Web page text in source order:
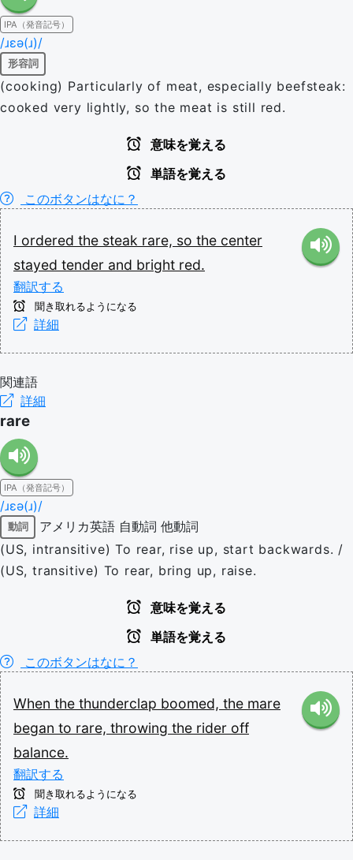
IPA（発音記号）
/ɹɛə(ɹ)/
形容詞
(cooking) Particularly of meat, especially beefsteak:
cooked very lightly, so the meat is still red.
意味を覚える
単語を覚える
このボタンはなに？
I ordered the steak rare, so the center
stayed tender and bright red.
翻訳する
聞き取れるようになる
詳細
関連語
詳細
rare
IPA（発音記号）
/ɹɛə(ɹ)/
動詞 アメリカ英語 自動詞 他動詞
(US, intransitive) To rear, rise up, start backwards. /
(US, transitive) To rear, bring up, raise.
意味を覚える
単語を覚える
このボタンはなに？
When the thunderclap boomed, the mare
began to rare, throwing the rider off
balance.
翻訳する
聞き取れるようになる
詳細